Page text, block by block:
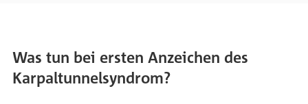
Was tun bei ersten Anzeichen des
Karpaltunnelsyndrom?